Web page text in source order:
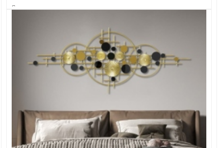
Sang...